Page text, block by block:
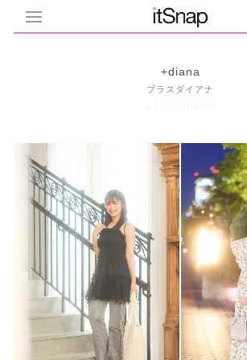
+diana
プラスダイアナ
2 Coodinates